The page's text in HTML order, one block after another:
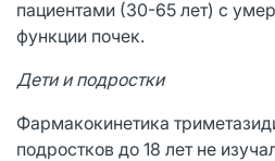
пациентами (30-65 лет) с
функции почек.
Дети и подростки
Фармакокинетика
подростков до 18 лет не